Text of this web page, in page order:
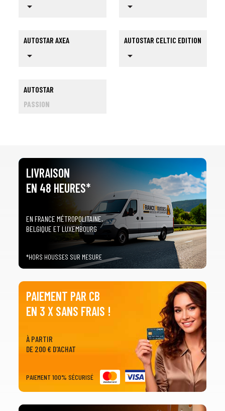
SÉLECTIONNEZ LE TYPE DE VOTRE VÉHICULE
arrow_drop_down
SÉLECTIONNEZ LA MARQUE DE VOTRE VÉHICULE
arrow_drop_down
PRÉCISEZ LE MODÈLE
Tous les modèles
arrow_drop_down
arrow_drop_down arrow_drop_down
AUTOSTAR AXEA
arrow_drop_down
AUTOSTAR CELTIC EDITION
arrow_drop_down
AUTOSTAR
PASSION
LIVRAISON
EN 48 HEURES*
EN FRANCE MÉTROPOLITAINE,
BELGIQUE ET LUXEMBOURG
*HORS HOUSSES SUR MESURE
PAIEMENT PAR CB
EN 3 X SANS FRAIS !
À PARTIR
DE 200 € D'ACHAT
PAIEMENT 100% SÉCURISÉ